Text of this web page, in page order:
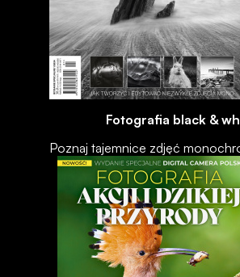
Fotografia black &
Poznaj tajemnice zdjęć